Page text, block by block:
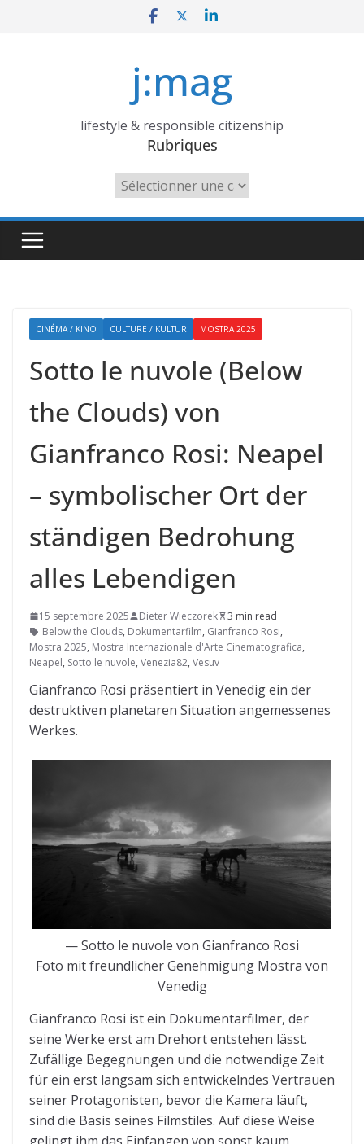
j:mag
lifestyle & responsible citizenship
Rubriques
Rubriques
CINÉMA / KINO CULTURE / KULTUR MOSTRA 2025
Sotto le nuvole (Below
the Clouds) von
Gianfranco Rosi: Neapel
– symbolischer Ort der
ständigen Bedrohung
alles Lebendigen
15 septembre 2025 Dieter Wieczorek
3 min read
Below the Clouds, Dokumentarfilm, Gianfranco Rosi,
Mostra 2025, Mostra Internazionale d'Arte Cinematografica,
Neapel, Sotto le nuvole, Venezia82, Vesuv
Gianfranco Rosi präsentiert in Venedig ein der
destruktiven planetaren Situation angemessenes
Werkes.
— Sotto le nuvole von Gianfranco Rosi
Foto mit freundlicher Genehmigung Mostra von
Venedig
Gianfranco Rosi ist ein Dokumentarfilmer, der
seine Werke erst am Drehort entstehen lässt.
Zufällige Begegnungen und die notwendige Zeit
für ein erst langsam sich entwickelndes Vertrauen
seiner Protagonisten, bevor die Kamera läuft,
sind die Basis seines Filmstiles. Auf diese Weise